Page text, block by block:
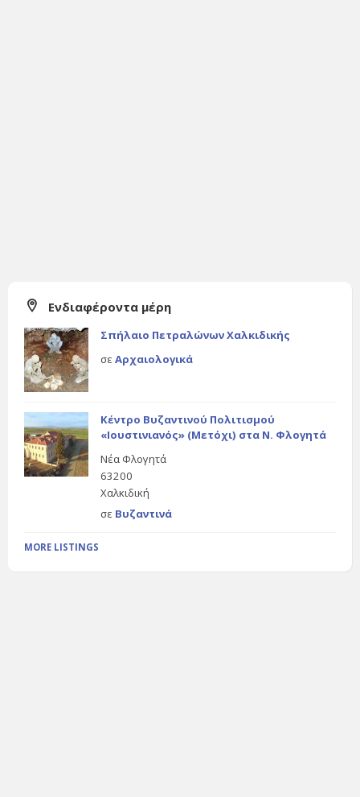
Ενδιαφέροντα μέρη
Σπήλαιο Πετραλώνων Χαλκιδικής
σε Αρχαιολογικά
Κέντρο Βυζαντινού Πολιτισμού
«Ιουστινιανός» (Μετόχι) στα Ν. Φλογητά
Νέα Φλογητά
63200
Χαλκιδική
σε Βυζαντινά
MORE LISTINGS